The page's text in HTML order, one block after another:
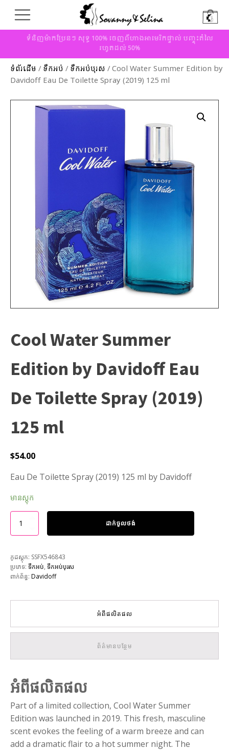
ទំនិញម៉ាកប្រែនៗ សុទ្ធ 100% ចេញពីហាងអាមេរិកផ្ទាល់ បញ្ចុះតំលៃ
រហូតដល់ 50%
ទំព័រដើម / ទឹកអប់ / ទឹកអប់បុរស / Cool Water Summer Edition by
Davidoff Eau De Toilette Spray (2019) 125 ml
Cool Water Summer
Edition by Davidoff Eau
De Toilette Spray (2019)
125 ml
$54.00
Eau De Toilette Spray (2019) 125 ml by Davidoff
មានស្តុក
ដាក់ចូលថង់
កូដស្តុក: SSFX546843
ប្រភេទ: ទឹកអប់, ទឹកអប់បុរស
ពាក់ព័ន្ធ: Davidoff
អំពីផលិតផល
ព័ត៌មានបន្ថែម
អំពីផលិតផល
Part of a limited collection, Cool Water Summer
Edition was launched in 2019. This fresh, masculine
scent evokes the feeling of a warm breeze and can
add a dramatic flair to a hot summer night. The